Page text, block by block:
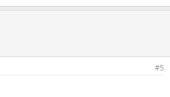
#5